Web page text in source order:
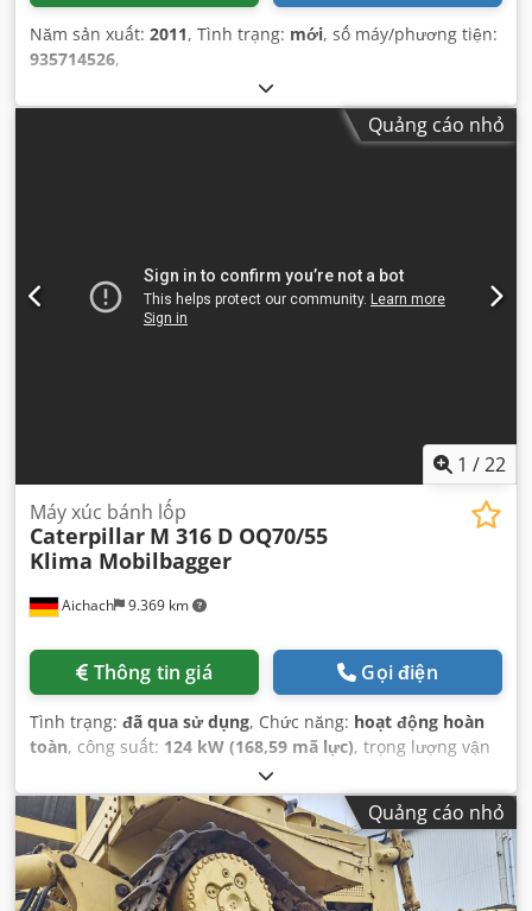
Năm sản xuất: 2011, Tình trạng: mới, số máy/phương tiện:
935714526,
Quảng cáo nhỏ
1 /22
Aichach 9.369 km
Máy xúc bánh lốp
Caterpillar M 316 D OQ70/55
Klima Mobilbagger
Thông tin giá Gọi điện
Tình trạng: đã qua sử dụng, Chức năng: hoạt động hoàn
toàn, công suất: 124 kW (168,59 mã lực), trọng lượng vận
, Năm sản xuất:
13.000 h, Thiết bị:búa thủy lực, thủy lực bộ kẹp, điều hòa
không khí, Quảng cáo nhỏ